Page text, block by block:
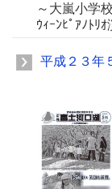
～大嵐小学
ｳｨｰﾝﾋﾟｱﾉﾄﾘ
平成２３年